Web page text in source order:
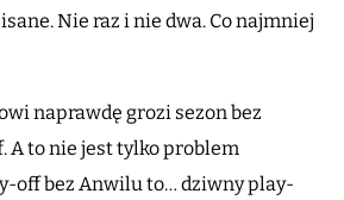
Nie raz i nie dwa. Co najmniej
naprawdę grozi sezon bez
A to nie jest tylko problem
off bez Anwilu to… dziwny play-